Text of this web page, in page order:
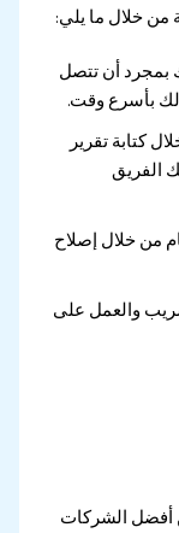
من خلال ما يلي:
بمجرد أن تتصل
بأسرع وقت.
كتابة تقرير
الفريق
من خلال إصلاح
والعمل على
أفضل الشركات